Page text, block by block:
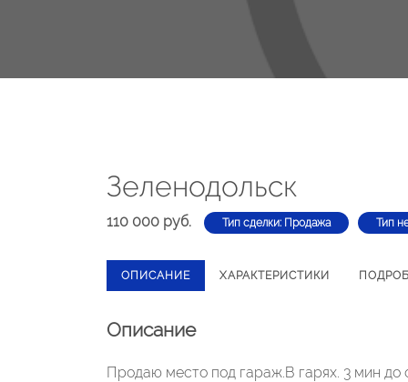
Зеленодольск
110 000 руб. Тип сделки: Продажа Тип
ОПИСАНИЕ ХАРАКТЕРИСТИКИ
Описание
Продаю место под гараж.В гарях. 3 мин до